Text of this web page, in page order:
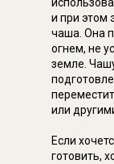
и при этом
чаша. Она
огнем, не
земле.
или
Если
готовить,